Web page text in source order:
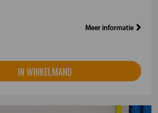
Meer informatie
IN WINKELMAND